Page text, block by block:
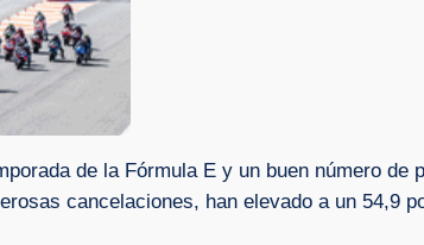
de la Fórmula E y un buen número de
cancelaciones, han elevado a un 54,9